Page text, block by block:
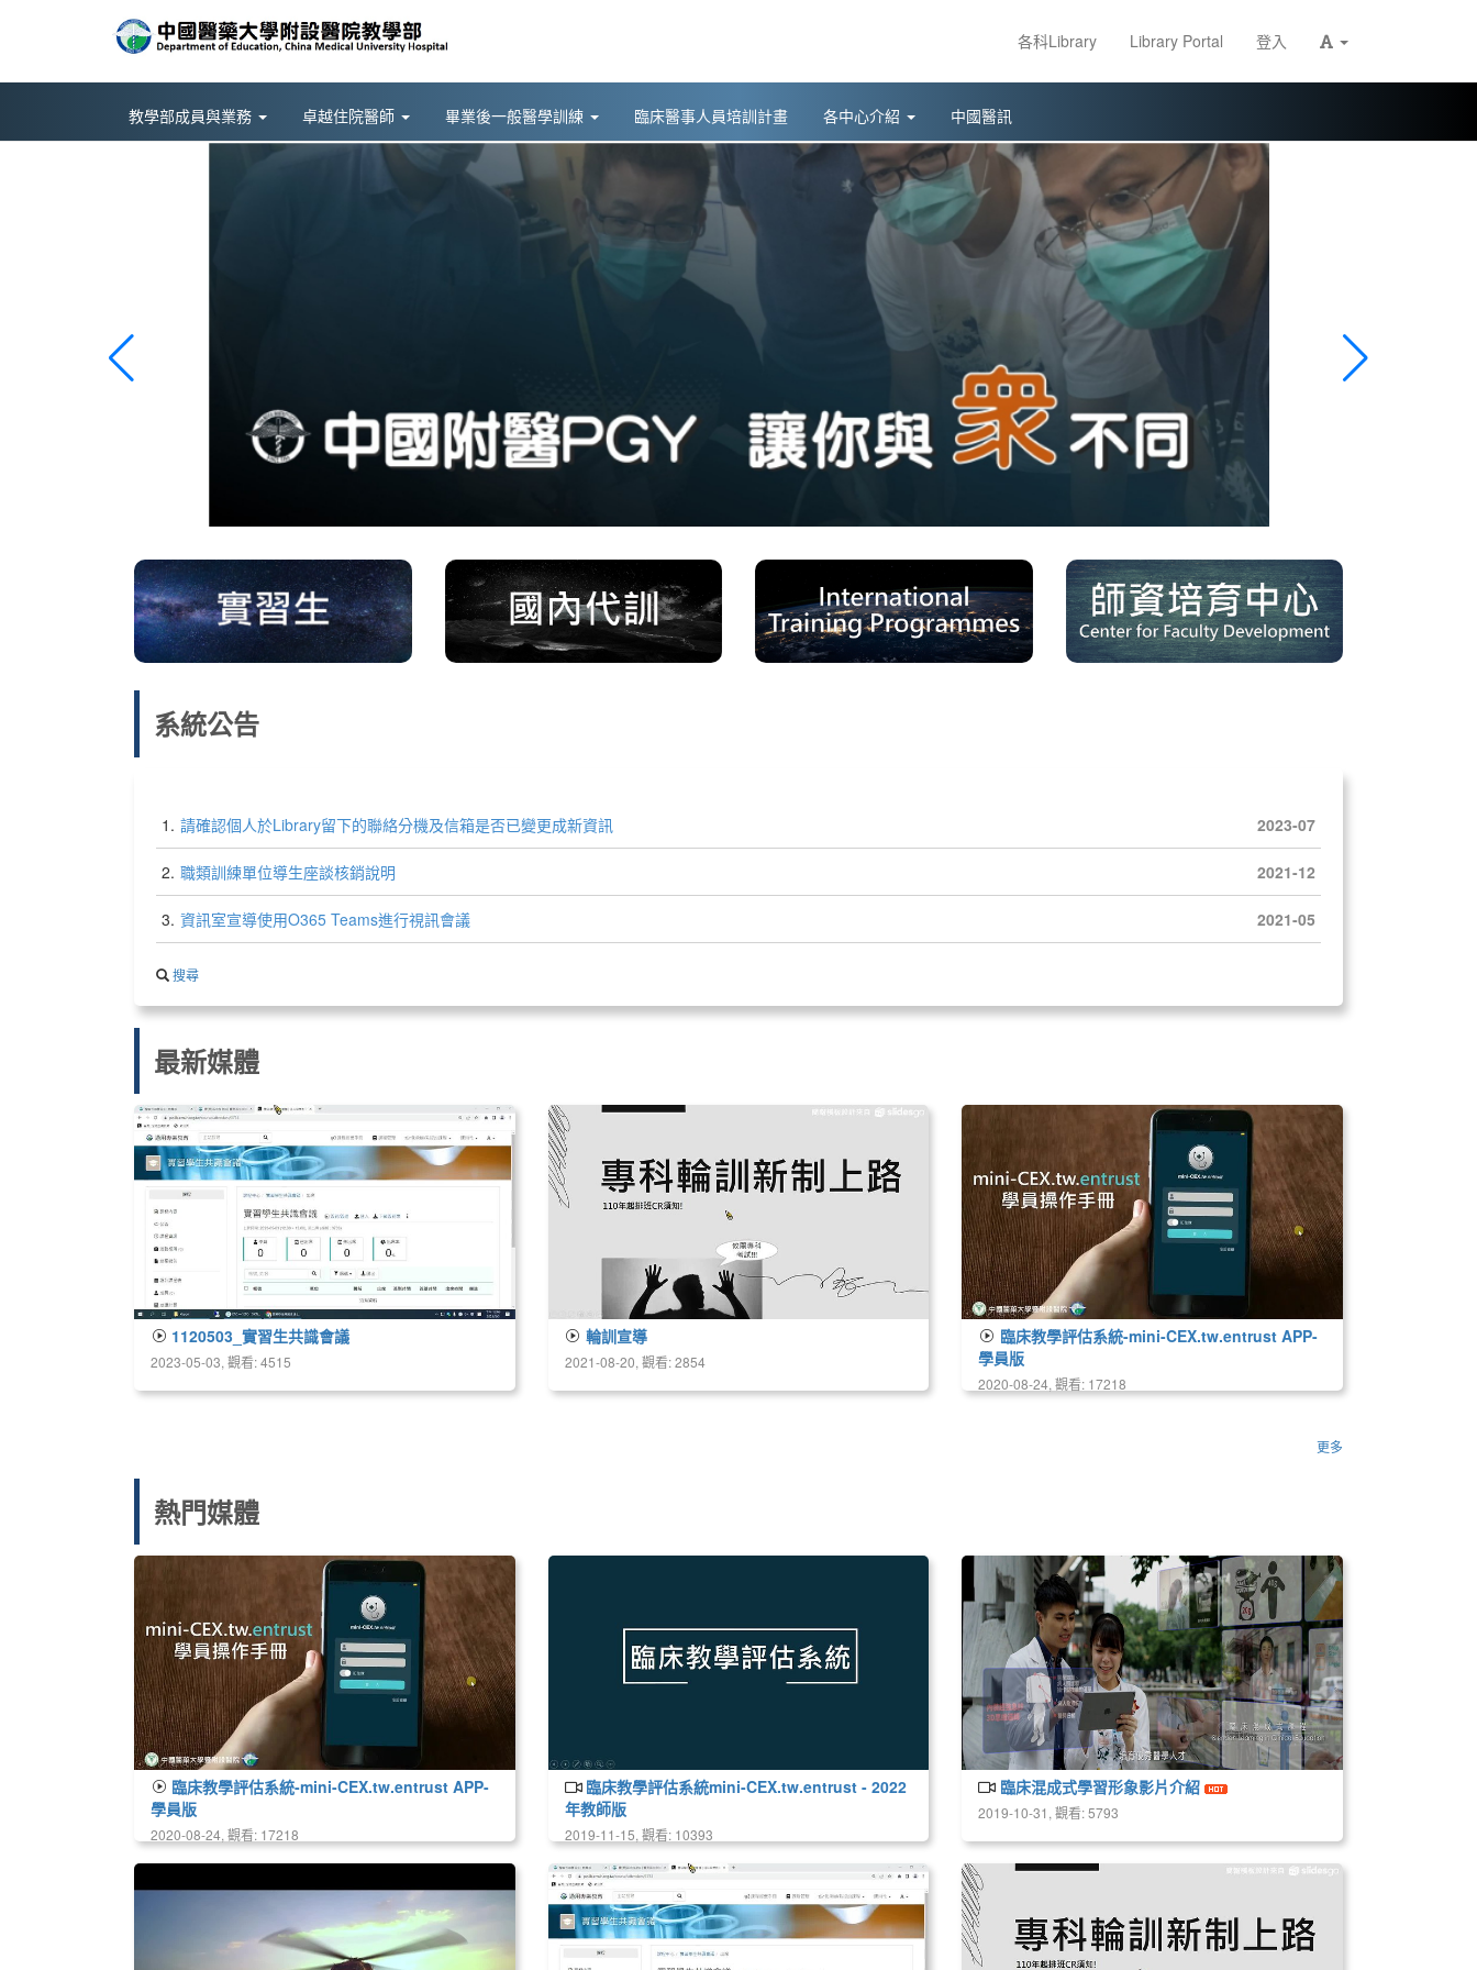
各科Library Library Portal 登入
教學部成員與業務 卓越住院醫師 畢業後一般醫學訓練 臨床醫事人員培訓計畫 各中心介紹 中國醫訊
系統公告
1. 2023-07
請確認個人於Library留下的聯絡分機及信箱是否已變更成新資訊
2. 2021-12
職類訓練單位導生座談核銷說明
3. 2021-05
資訊室宣導使用O365 Teams進行視訊會議
搜尋
最新媒體
1120503_實習生共識會議
2023-05-03, 觀看: 4515
輪訓宣導
2021-08-20, 觀看: 2854
學員版
2020-08-24, 觀看: 17218
更多
熱門媒體
學員版
2020-08-24, 觀看: 17218
臨床教學評估系統mini-CEX.tw.entrust - 2022
年教師版
2019-11-15, 觀看: 10393
臨床混成式學習形象影片介紹
2019-10-31, 觀看: 5793